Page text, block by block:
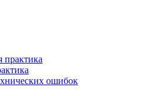
практика
ошибок